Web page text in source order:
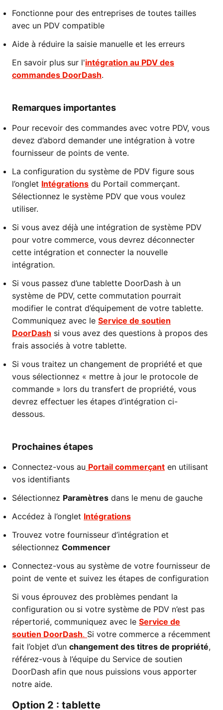
Fonctionne pour des entreprises de toutes tailles
avec un PDV compatible
Aide à réduire la saisie manuelle et les erreurs
En savoir plus sur l'intégration au PDV des
commandes DoorDash.
Remarques importantes
Pour recevoir des commandes avec votre PDV, vous
devez d’abord demander une intégration à votre
fournisseur de points de vente.
La configuration du système de PDV figure sous
l’onglet Intégrations du Portail commerçant.
Sélectionnez le système PDV que vous voulez
utiliser.
Si vous avez déjà une intégration de système PDV
pour votre commerce, vous devrez déconnecter
cette intégration et connecter la nouvelle
intégration.
Si vous passez d’une tablette DoorDash à un
système de PDV, cette commutation pourrait
modifier le contrat d’équipement de votre tablette.
Communiquez avec le Service de soutien
DoorDash si vous avez des questions à propos des
frais associés à votre tablette.
Si vous traitez un changement de propriété et que
vous sélectionnez « mettre à jour le protocole de
commande » lors du transfert de propriété, vous
devrez effectuer les étapes d’intégration ci-
dessous.
Prochaines étapes
Connectez-vous au Portail commerçant en utilisant
vos identifiants
Sélectionnez Paramètres dans le menu de gauche
Accédez à l’onglet Intégrations
Trouvez votre fournisseur d’intégration et
sélectionnez Commencer
Connectez-vous au système de votre fournisseur de
point de vente et suivez les étapes de configuration
Si vous éprouvez des problèmes pendant la
configuration ou si votre système de PDV n’est pas
répertorié, communiquez avec le Service de
soutien DoorDash. Si votre commerce a récemment
fait l’objet d’un changement des titres de propriété,
référez-vous à l’équipe du Service de soutien
DoorDash afin que nous puissions vous apporter
notre aide.
Option 2 : tablette